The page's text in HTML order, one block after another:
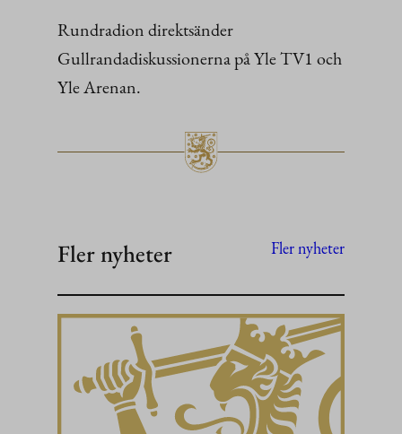
Rundradion direktsänder
Gullrandadiskussionerna på Yle TV1 och
Yle Arenan.
Fler nyheter Fler nyheter